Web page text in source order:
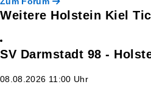
Weitere Holstein Kiel
SV Darmstadt 98 -
08.08.2026 11:00 Uhr